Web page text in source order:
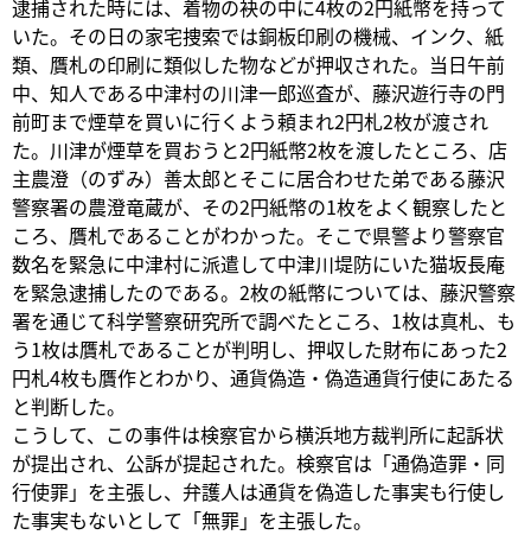
逮捕された時には、着物の袂の中に4枚の2円紙幣を持って
いた。その日の家宅捜索では銅板印刷の機械、インク、紙
類、贋札の印刷に類似した物などが押収された。当日午前
中、知人である中津村の川津一郎巡査が、藤沢遊行寺の門
前町まで煙草を買いに行くよう頼まれ2円札2枚が渡され
た。川津が煙草を買おうと2円紙幣2枚を渡したところ、店
主農澄（のずみ）善太郎とそこに居合わせた弟である藤沢
警察署の農澄竜蔵が、その2円紙幣の1枚をよく観察したと
ころ、贋札であることがわかった。そこで県警より警察官
数名を緊急に中津村に派遣して中津川堤防にいた猫坂長庵
を緊急逮捕したのである。2枚の紙幣については、藤沢警察
署を通じて科学警察研究所で調べたところ、1枚は真札、も
う1枚は贋札であることが判明し、押収した財布にあった2
円札4枚も贋作とわかり、通貨偽造・偽造通貨行使にあたる
と判断した。
こうして、この事件は検察官から横浜地方裁判所に起訴状
が提出され、公訴が提起された。検察官は「通偽造罪・同
行使罪」を主張し、弁護人は通貨を偽造した事実も行使し
た事実もないとして「無罪」を主張した。